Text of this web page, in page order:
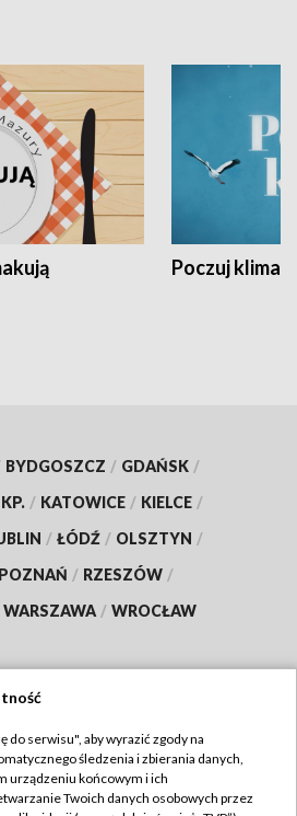
Poczuj klimat
BYDGOSZCZ / GDAŃSK /
/ KATOWICE / KIELCE /
/ ŁÓDŹ / OLSZTYN /
POZNAŃ / RZESZÓW /
WARSZAWA / WROCŁAW
TVP
Regulamin TVP
do serwisu", aby wyrazić zgody na
śledzenia i zbierania danych,
urządzeniu końcowym i ich
Twoich danych osobowych przez